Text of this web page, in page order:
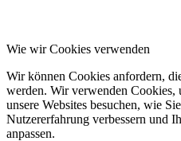
Wie wir Cookies verwenden
Wir können Cookies anfordern,
werden. Wir verwenden Cookies,
unsere Websites besuchen, wie
Nutzererfahrung verbessern und
anpassen.